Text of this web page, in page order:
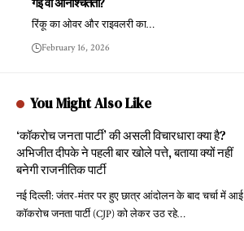
रिंकू का ओवर और राइवलरी का…
February 16, 2026
You Might Also Like
‘कॉकरोच जनता पार्टी’ की असली विचारधारा क्या है?
अभिजीत दीपके ने पहली बार खोले पत्ते, बताया क्यों नहीं
बनेगी राजनीतिक पार्टी
नई दिल्ली: जंतर-मंतर पर हुए छात्र आंदोलन के बाद चर्चा में आई
कॉकरोच जनता पार्टी (CJP) को लेकर उठ रहे…